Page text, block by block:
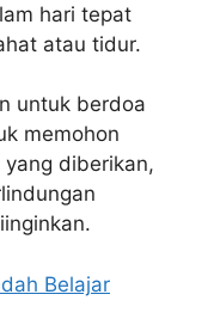
hari tepat
atau tidur.
untuk berdoa
memohon
diberikan,
Belajar